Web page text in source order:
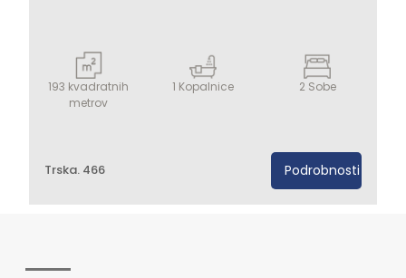
193 kvadratnih
metrov
1 Kopalnice 2 Sobe
Trska. 466 Podrobnosti